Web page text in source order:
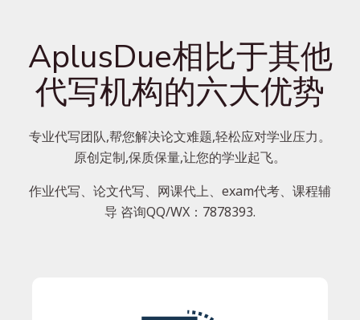
AplusDue相比于其他
代写机构的六大优势
专业代写团队,帮您解决论文难题,轻松应对学业压力。
原创定制,保质保量,让您的学业起飞。
作业代写、论文代写、网课代上、exam代考、课程辅
导 咨询QQ/WX：7878393.